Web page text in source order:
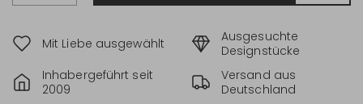
Mit Liebe ausgewählt
Ausgesuchte
Designstücke
Inhabergeführt seit
2009
Versand aus
Deutschland